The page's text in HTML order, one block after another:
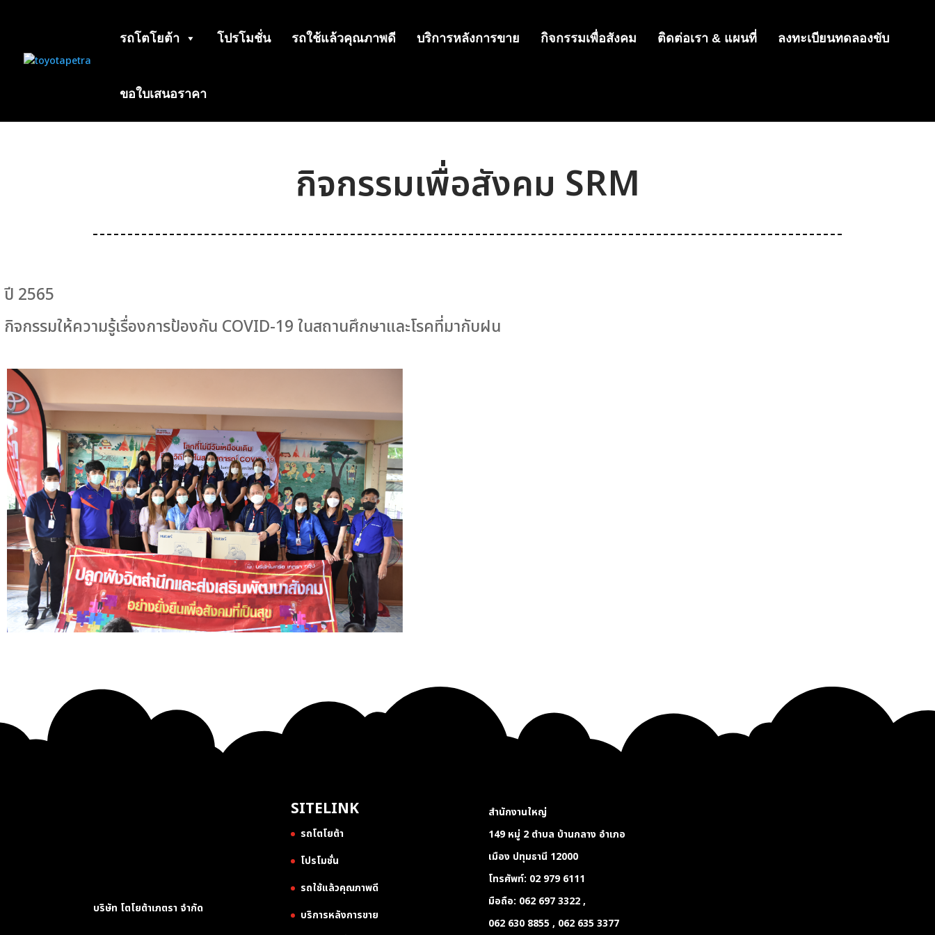
รถโตโยต้า โปรโมชั่น รถใช้แล้วคุณภาพดี บริการหลังการขาย กิจกรรมเพื่อสังคม ติดต่อเรา & แผนที่ ลงทะเบียนทดลองขับ
ขอใบเสนอราคา
กิจกรรมเพื่อสังคม SRM
ปี 2565
กิจกรรมให้ความรู้เรื่องการป้องกัน COVID-19 ในสถานศึกษาและโรคที่มากับฝน
บริษัท โตโยต้าเภตรา จำกัด
SITELINK
รถโตโยต้า
โปรโมชั่น
รถใช้แล้วคุณภาพดี
บริการหลังการขาย
สำนักงานใหญ่
149 หมู่ 2 ตำบล บ้านกลาง อำเภอ
เมือง ปทุมธานี 12000
โทรศัพท์: 02 979 6111
มือถือ: 062 697 3322 ,
062 630 8855 , 062 635 3377